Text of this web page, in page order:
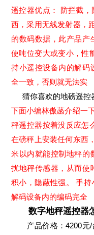
遥控器优点： 防拦截
西，采用无线发射器，
的数码数据，此产品产
使吨位变大或变小，性
持小遥控设备内的解码
全一致，否则就无法实
猜你喜欢的地磅遥控
下面小编林傲菡介绍一
秤遥控器按着没反应怎
在磅秤上安装任何东西
米以内就能控制地秤的
扰地秤传感器，从而使
积小，隐蔽性强。 手
解码设备内的编码完全
数字地秤遥控器怎
产品价格：4200元/